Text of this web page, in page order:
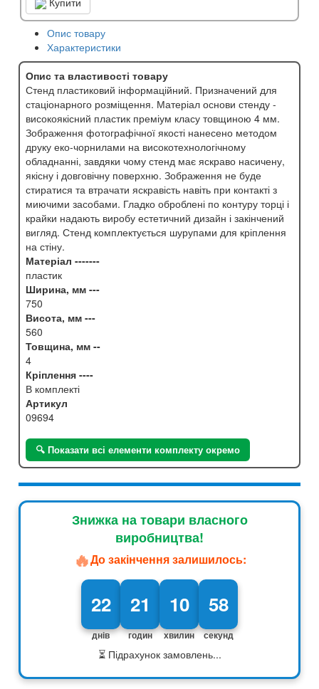
Опис товару
Характеристики
Опис та властивості товару
Стенд пластиковий інформаційний. Призначений для
стаціонарного розміщення. Матеріал основи стенду -
високоякісний пластик преміум класу товщиною 4 мм.
Зображення фотографічної якості нанесено методом
друку еко-чорнилами на високотехнологічному
обладнанні, завдяки чому стенд має яскраво насичену,
якісну і довговічну поверхню. Зображення не буде
стиратися та втрачати яскравість навіть при контакті з
миючими засобами. Гладко оброблені по контуру торці і
крайки надають виробу естетичний дизайн і закінчений
вигляд. Стенд комплектується шурупами для кріплення
на стіну.
Матеріал -------
пластик
Ширина, мм ---
750
Висота, мм ---
560
Товщина, мм --
4
Кріплення ----
В комплекті
Артикул
09694
🔍 Показати всі елементи комплекту окремо
Знижка на товари власного
виробництва!
🔥До закінчення залишилось:
22
днів
21
годин
10
хвилин
57
секунд
⏳ Підрахунок замовлень...